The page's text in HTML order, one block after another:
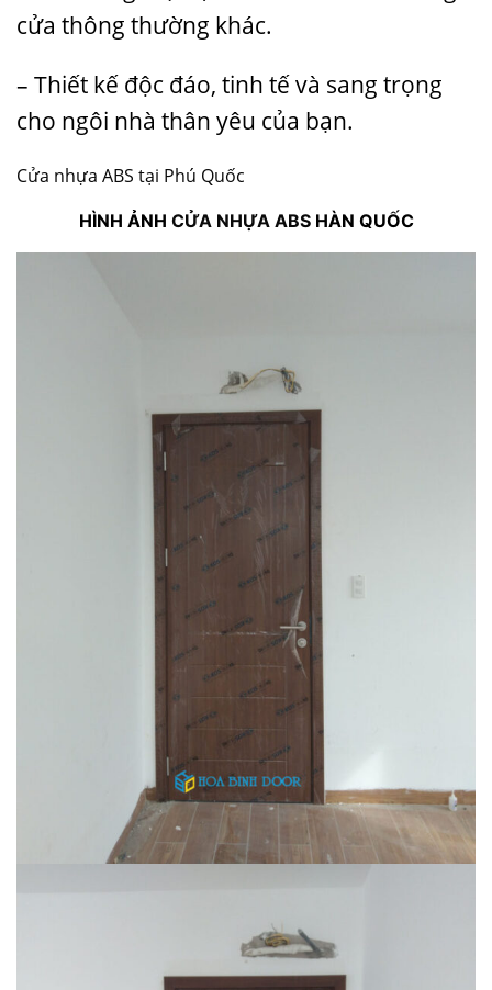
cửa thông thường khác.
– Thiết kế độc đáo, tinh tế và sang trọng
cho ngôi nhà thân yêu của bạn.
Cửa nhựa ABS tại Phú Quốc
HÌNH ẢNH CỬA NHỰA ABSHÀN QUỐC